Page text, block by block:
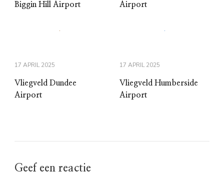
Biggin Hill Airport
Airport
17 APRIL 2025
Vliegveld Dundee
Airport
17 APRIL 2025
Vliegveld Humberside
Airport
Geef een reactie